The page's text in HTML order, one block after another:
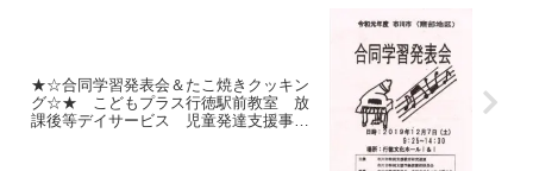
★☆合同学習発表会＆たこ焼きクッキン
グ☆★ こどもプラス行徳駅前教室 放
課後等デイサービス 児童発達支援事